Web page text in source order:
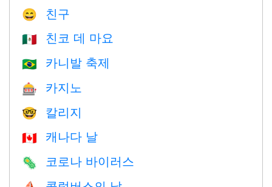
😄 친구
🇲🇽 친코 데 마요
🇧🇷 카니발 축제
🎰 카지노
🤓 칼리지
🇨🇦 캐나다 날
🦠 코로나 바이러스